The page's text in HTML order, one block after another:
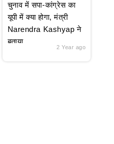
चुनाव में सपा-कांग्रेस का
यूपी में क्या होगा, मंत्री
Narendra Kashyap ने
बताया
2 Year ago